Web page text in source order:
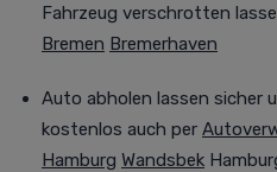
Fahrzeug verschrotten
Bremen Bremerhaven
Auto abholen lassen sicher
kostenlos auch per
Hamburg Wandsbek